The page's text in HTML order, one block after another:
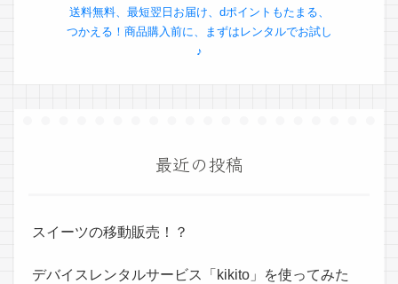
送料無料、最短翌日お届け、dポイントもたまる、
つかえる！商品購入前に、まずはレンタルでお試し
♪
最近の投稿
スイーツの移動販売！？
デバイスレンタルサービス「kikito」を使ってみた